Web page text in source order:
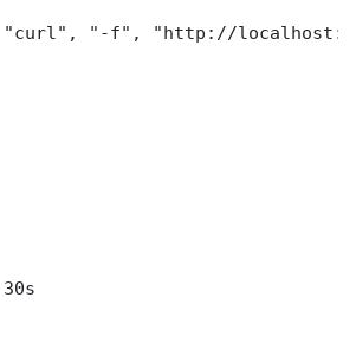
"curl", "-f", "http://